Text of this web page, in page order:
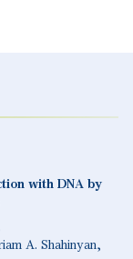
with DNA by
A. Shahinyan